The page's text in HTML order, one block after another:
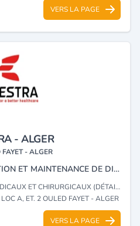
VERS LA PAGE
- ALGER
- ALGER
IMPORTATION, DISTRIBUTION ET MAINTENANCE DE DISPOSITIFS MÉDICAUX (IMAGERIE MÉDICALE).
ET CHIRURGICAUX (DÉTAIL)
A, ET. 2 OULED FAYET - ALGER
VERS LA PAGE